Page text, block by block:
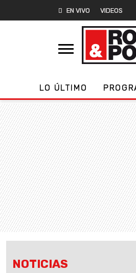
EN VIVO VIDEOS
LO ÚLTIMO
NOTICIAS